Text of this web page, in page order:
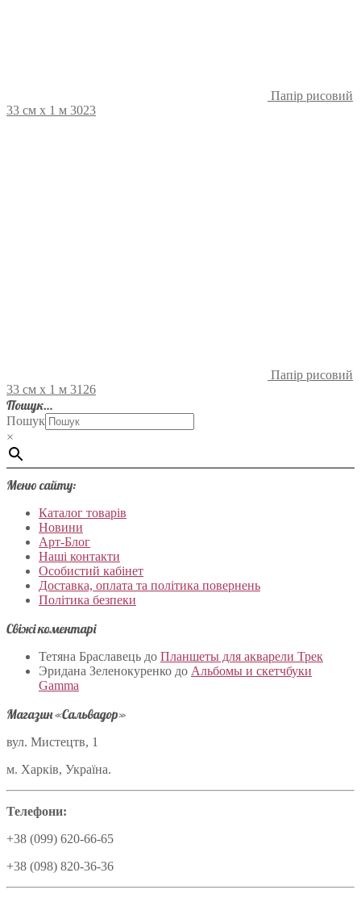
Папір рисовий
33 см х 1 м 3023
Папір рисовий
33 см х 1 м 3126
Пошук…
Пошук
×
Меню сайту:
Каталог товарів
Новини
Арт-Блог
Наші контакти
Особистий кабінет
Доставка, оплата та політика повернень
Політика безпеки
Свіжі коментарі
Тетяна Браславець до Планшеты для акварели Трек
Эридана Зеленокуренко до Альбомы и скетчбуки
Gamma
Магазин «Сальвадор»
вул. Мистецтв, 1
м. Харків, Україна.
Телефони:
+38 (099) 620-66-65
+38 (098) 820-36-36